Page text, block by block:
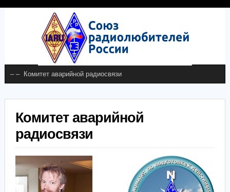
Комитет аварийной
радиосвязи